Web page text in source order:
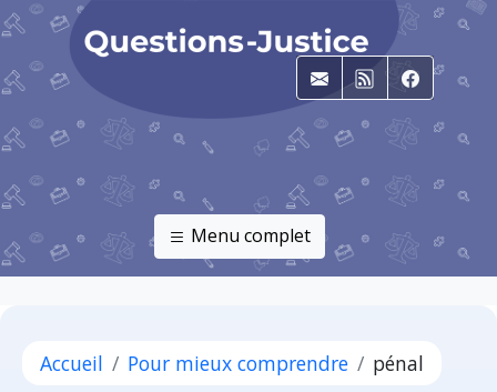
E-mailRSS
Menu complet
Accueil Pour mieux comprendre pénal